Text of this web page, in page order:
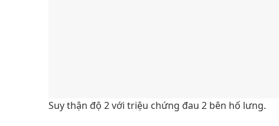
Suy thận độ 2 với triệu chứng đau 2 bên hố lưng.